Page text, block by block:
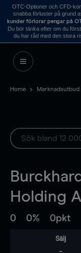
OTC-Optioner och CFD-
snabba förluster på grund
kunder förlorar pengar på
Du bör tänka efter om du
du har råd med den stora
Home Marknadsutbud
Holding
0 0% 0pkt
Sälj